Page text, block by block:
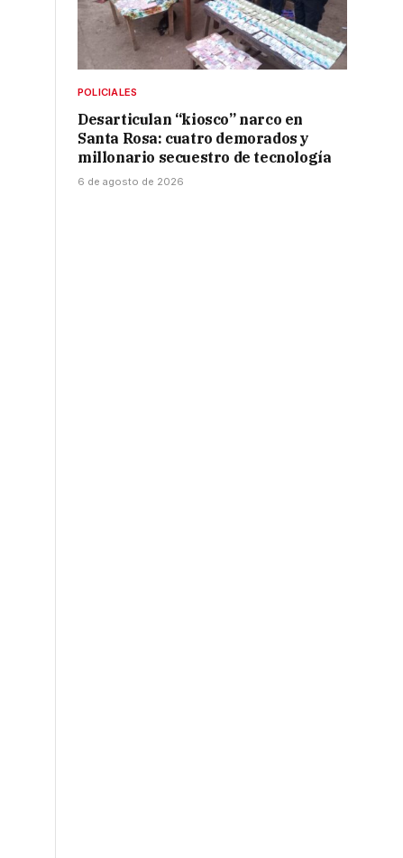
POLICIALES
Desarticulan “kiosco” narco en
Santa Rosa: cuatro demorados y
millonario secuestro de tecnología
6 de agosto de 2026